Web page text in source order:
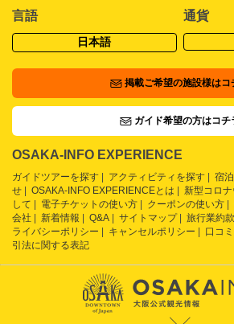
言語
日本語
通貨
掲載ご希望の施設様はコ
ガイド希望の方はコチ
OSAKA-INFO EXPERIENCE
ガイドツアーを探す アクティビティを探す 宿泊
せ
OSAKA-INFO EXPERIENCEとは
新型コロ
して
電子チケットの使い方 クーポンの使い方
会社
新着情報 Q&A サイトマップ 旅行業約
ライバシーポリシー
キャンセルポリシー 口コ
引法に関する表記